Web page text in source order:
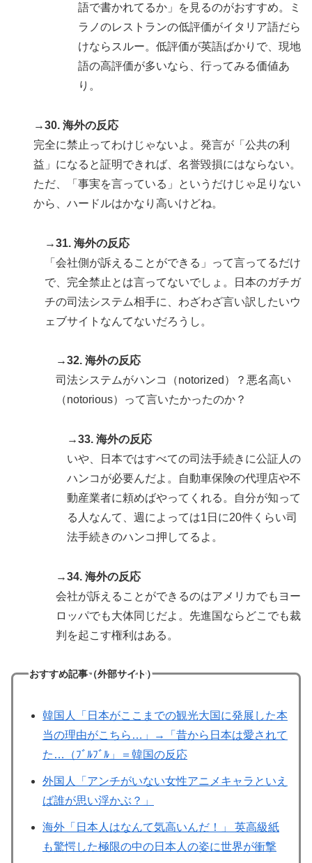
語で書かれてるか」を見るのがおすすめ。ミ
ラノのレストランの低評価がイタリア語だら
けならスルー。低評価が英語ばかりで、現地
語の高評価が多いなら、行ってみる価値あ
り。
→30. 海外の反応
完全に禁止ってわけじゃないよ。発言が「公共の利
益」になると証明できれば、名誉毀損にはならない。
ただ、「事実を言っている」というだけじゃ足りない
から、ハードルはかなり高いけどね。
→31. 海外の反応
「会社側が訴えることができる」って言ってるだけ
で、完全禁止とは言ってないでしょ。日本のガチガ
チの司法システム相手に、わざわざ言い訳したいウ
ェブサイトなんてないだろうし。
→32. 海外の反応
司法システムがハンコ（notorized）？悪名高い
（notorious）って言いたかったのか？
→33. 海外の反応
いや、日本ではすべての司法手続きに公証人の
ハンコが必要んだよ。自動車保険の代理店や不
動産業者に頼めばやってくれる。自分が知って
る人なんて、週によっては1日に20件くらい司
法手続きのハンコ押してるよ。
→34. 海外の反応
会社が訴えることができるのはアメリカでもヨー
ロッパでも大体同じだよ。先進国ならどこでも裁
判を起こす権利はある。
おすすめ記事（外部サイト）
韓国人「日本がここまでの観光大国に発展した本
当の理由がこちら…」→「昔から日本は愛されて
た…（ﾌﾞﾙﾌﾞﾙ」＝韓国の反応
外国人「アンチがいない女性アニメキャラといえ
ば誰が思い浮かぶ？」
海外「日本人はなんて気高いんだ！」 英高級紙
も驚愕した極限の中の日本人の姿に世界が衝撃